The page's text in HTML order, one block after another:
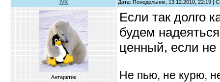
IVK Дата: Понедельник, 13.12.2010, 22:19 |
Антарктик
Если так долго
будем
ценный, если не
Не пью, не курю,